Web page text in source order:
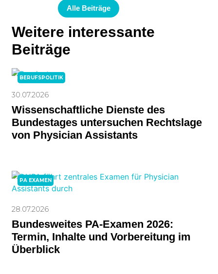
Alle Beiträge
Weitere interessante
Beiträge
BERUFSPOLITIK
30.07.2026
Wissenschaftliche Dienste des
Bundestages untersuchen Rechtslage
von Physician Assistants
PA EXAMEN
28.07.2026
Bundesweites PA-Examen 2026:
Termin, Inhalte und Vorbereitung im
Überblick